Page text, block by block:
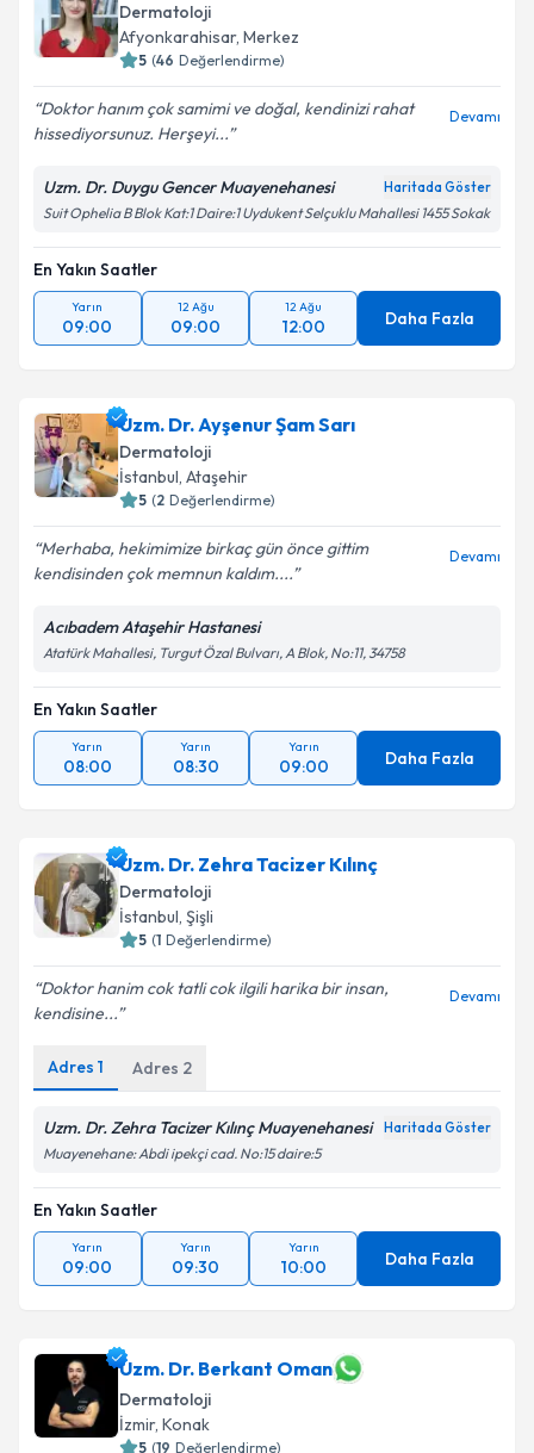
Dermatoloji
Afyonkarahisar, Merkez
5 (46 Değerlendirme)
Doktor hanım çok samimi ve doğal, kendinizi rahat
hissediyorsunuz. Herşeyi...
Devamı
Uzm. Dr. Duygu Gencer Muayenehanesi Haritada Göster
Suit Ophelia B Blok Kat:1 Daire:1 Uydukent Selçuklu Mahallesi 1455 Sokak
En Yakın Saatler
Yarın
09:00
12 Ağu
09:00
12 Ağu
12:00 Daha Fazla
Uzm. Dr. Ayşenur Şam Sarı
Dermatoloji
İstanbul, Ataşehir
5 (2 Değerlendirme)
Merhaba, hekimimize birkaç gün önce gittim
kendisinden çok memnun kaldım....
Devamı
Acıbadem Ataşehir Hastanesi
Atatürk Mahallesi, Turgut Özal Bulvarı, A Blok, No:11, 34758
En Yakın Saatler
Yarın
08:00
Yarın
08:30
Yarın
09:00 Daha Fazla
Uzm. Dr. Zehra Tacizer Kılınç
Dermatoloji
İstanbul, Şişli
5 (1 Değerlendirme)
Doktor hanim cok tatli cok ilgili harika bir insan,
kendisine...
Devamı
Adres 1 Adres 2
Uzm. Dr. Zehra Tacizer Kılınç Muayenehanesi Haritada Göster
Muayenehane: Abdi ipekçi cad. No:15 daire:5
En Yakın Saatler
Yarın
09:00
Yarın
09:30
Yarın
10:00 Daha Fazla
Uzm. Dr. Berkant Oman
Dermatoloji
İzmir, Konak
5 (19 Değerlendirme)